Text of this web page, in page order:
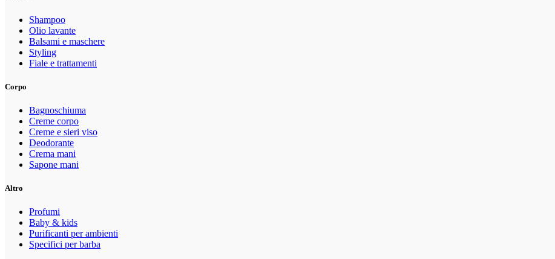
Shampoo
Olio lavante
Balsami e maschere
Styling
Fiale e trattamenti
Corpo
Bagnoschiuma
Creme corpo
Creme e sieri viso
Deodorante
Crema mani
Sapone mani
Altro
Profumi
Baby & kids
Purificanti per ambienti
Specifici per barba